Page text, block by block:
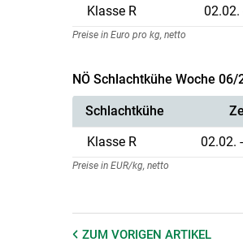
Klasse R
02.02.
Preise in Euro pro kg, netto
NÖ Schlachtkühe Woche 06/
Schlachtkühe
Klasse R
02.02.
Preise in EUR/kg, netto
ZUM VORIGEN ARTIKEL